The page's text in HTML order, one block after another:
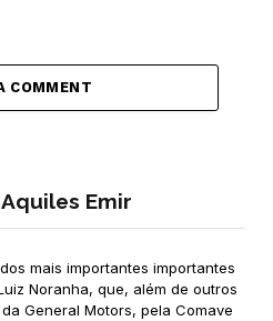
COMMENT
Emir
mais importantes importantes
Noranha, que, além de outros
General Motors, pela Comave